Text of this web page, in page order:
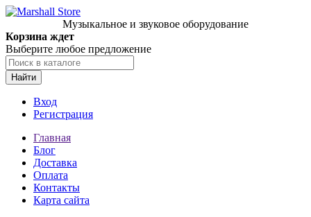
Музыкальное и звуковое оборудование
Корзина ждет
Выберите любое предложение
Найти
Вход
Регистрация
Главная
Блог
Доставка
Оплата
Контакты
Карта сайта